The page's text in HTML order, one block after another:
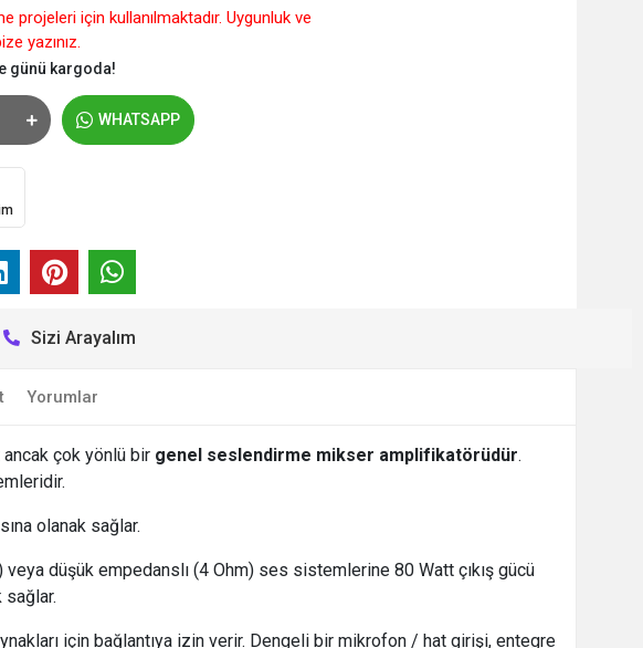
projeleri için kullanılmaktadır. Uygunluk ve
yazınız.
günü kargoda!
WHATSAPP
Sizi Arayalım
Yorumlar
çok yönlü bir genel seslendirme mikser amplifikatörüdür.
olanak sağlar.
düşük empedanslı (4 Ohm) ses sistemlerine 80 Watt çıkış gücü
sağlar.
için bağlantıya izin verir. Dengeli bir mikrofon / hat girişi, entegre